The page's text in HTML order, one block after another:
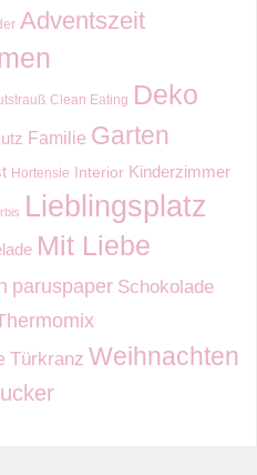
Adventszeit
Clean Eating Deko
Familie Garten
Hortensie Interior Kinderzimmer
Lieblingsplatz
Mit Liebe
paruspaper Schokolade
Türkranz Weihnachten